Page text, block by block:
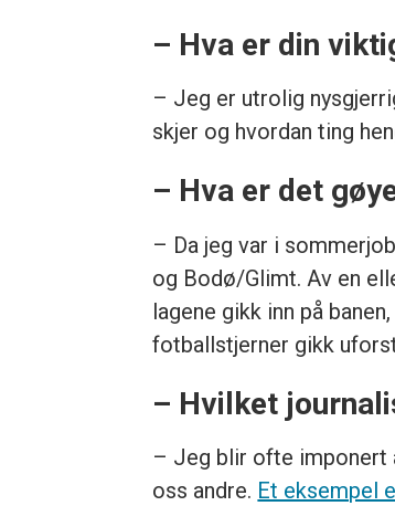
– Hva er din
– Jeg er utrolig
skjer og hvordan ting
– Hva er det
– Da jeg var i
og Bodø/Glimt. Av en
lagene gikk inn på
fotballstjerner gikk
– Hvilket
– Jeg blir ofte imponert
oss andre. Et eksempel